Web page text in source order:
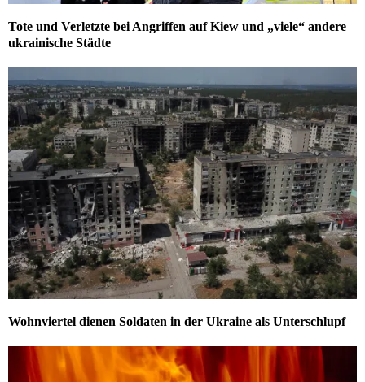
Tote und Verletzte bei Angriffen auf Kiew und „viele“ andere
ukrainische Städte
Wohnviertel dienen Soldaten in der Ukraine als Unterschlupf